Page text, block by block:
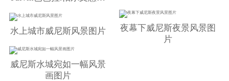
水上城市威尼斯风景图片
威尼斯水城宛如一幅风景
画图片
夜幕下威尼斯夜景风景图
片